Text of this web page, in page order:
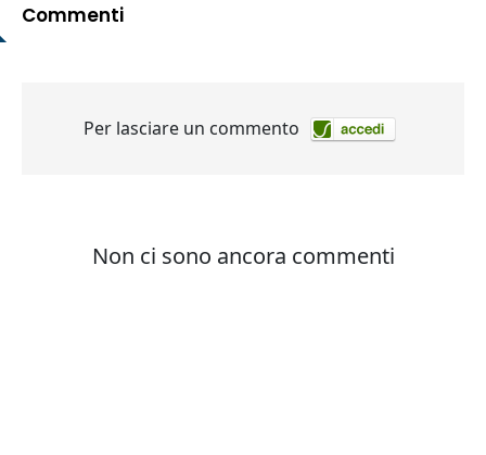
Commenti